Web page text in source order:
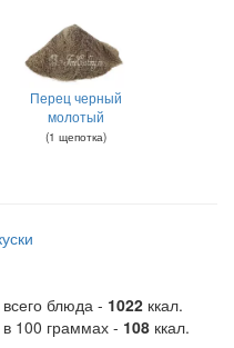
Перец черный
молотый
(1 щепотка)
всего блюда - 1022 ккал.
в 100 граммах - 108 ккал.